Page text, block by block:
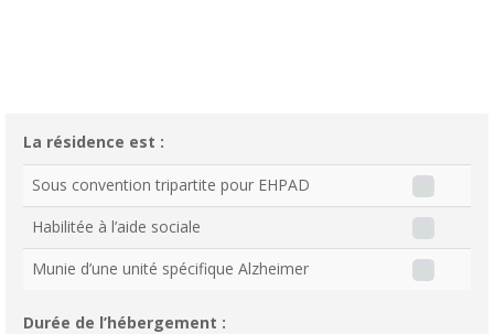
La résidence est :
Sous convention tripartite pour EHPAD
Habilitée à l’aide sociale
Munie d’une unité spécifique Alzheimer
Durée de l’hébergement :